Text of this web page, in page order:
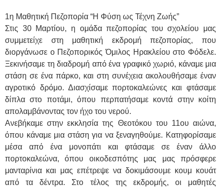
1η Μαθητική Πεζοπορία “Η Φύση ως Τέχνη Ζωής”
Στις 30 Μαρτίου, η ομάδα πεζοπορίας του σχολείου μας
συμμετείχε στη μαθητική εκδρομή πεζοπορίας, που
διοργάνωσε ο Πεζοπορικός Όμιλος Ηρακλείου στο Φόδελε.
Ξεκινήσαμε τη διαδρομή από ένα γραφικό χωριό, κάναμε μια
στάση σε ένα πάρκο, και στη συνέχεια ακολουθήσαμε έναν
αγροτικό δρόμο. Διασχίσαμε πορτοκαλεώνες και φτάσαμε
δίπλα στο ποτάμι, όπου περπατήσαμε κοντά στην κοίτη
απολαμβάνοντας τον ήχο του νερού.
Ανεβήκαμε στην εκκλησία της Θεοτόκου του 11ου αιώνα,
όπου κάναμε μια στάση για να ξεναγηθούμε. Κατηφορίσαμε
μέσα από ένα μονοπάτι και φτάσαμε σε έναν άλλο
πορτοκαλεώνα, όπου οικοδεσπότης μας μας πρόσφερε
μανταρίνια και μας επέτρεψε να δοκιμάσουμε κουμ κουάτ
από τα δέντρα. Στο τέλος της εκδρομής, οι μαθητές